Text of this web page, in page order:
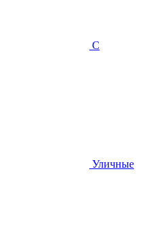
С
Уличные